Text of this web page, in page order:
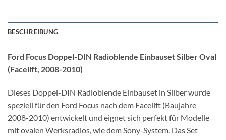
BESCHREIBUNG
Ford Focus Doppel-DIN Radioblende Einbauset Silber Oval
(Facelift, 2008-2010)
Dieses Doppel-DIN Radioblende Einbauset in Silber wurde
speziell für den Ford Focus nach dem Facelift (Baujahre
2008-2010) entwickelt und eignet sich perfekt für Modelle
mit ovalen Werksradios, wie dem Sony-System. Das Set